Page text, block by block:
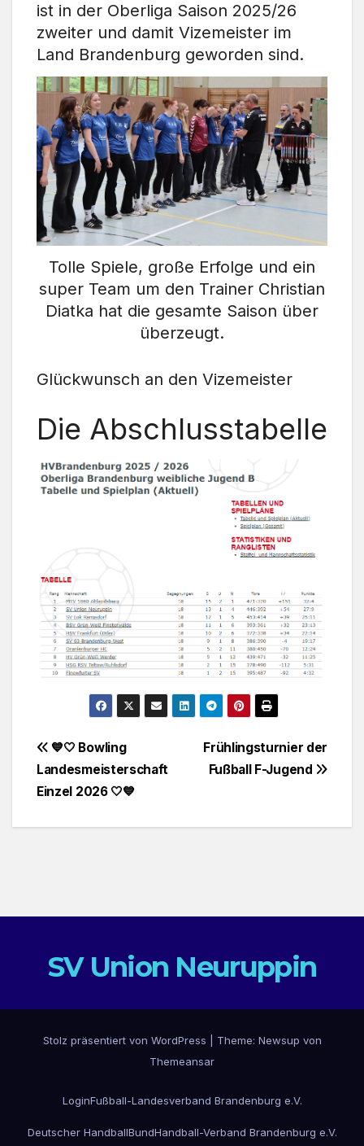
ist in der Oberliga Saison 2025/26
zweiter und damit Vizemeister im
Land Brandenburg geworden sind.
Tolle Spiele, große Erfolge und ein
super Team um den Trainer Christian
Diatka hat die gesamte Saison über
überzeugt.
Glückwunsch an den Vizemeister
Die Abschlusstabelle
Beitragsnavigation
Frühlingsturnier der
Fußball F-Jugend
💙🤍 Bowling
Landesmeisterschaft
Einzel 2026 🤍💙
SV Union Neuruppin
Stolz präsentiert von WordPress
Theme: Newsup von
Themeansar
LoginFußball-Landesverband Brandenburg e.V.
Deutscher HandballBundHandball-Verband Brandenburg e.V.